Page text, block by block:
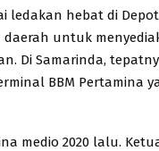
ledakan hebat di
daerah untuk
Di Samarinda,
BBM Pertamina
medio 2020 lalu.